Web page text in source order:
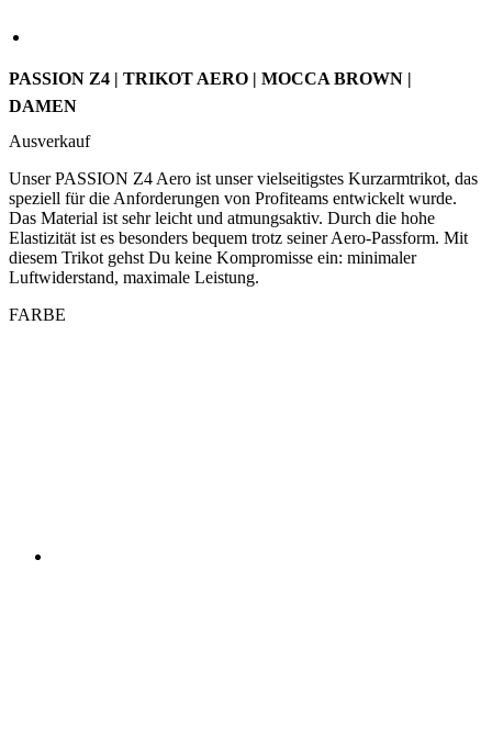
PASSION Z4 | TRIKOT AERO | MOCCA BROWN |
DAMEN
Ausverkauf
Unser PASSION Z4 Aero ist unser vielseitigstes Kurzarmtrikot, das
speziell für die Anforderungen von Profiteams entwickelt wurde.
Das Material ist sehr leicht und atmungsaktiv. Durch die hohe
Elastizität ist es besonders bequem trotz seiner Aero-Passform. Mit
diesem Trikot gehst Du keine Kompromisse ein: minimaler
Luftwiderstand, maximale Leistung.
FARBE